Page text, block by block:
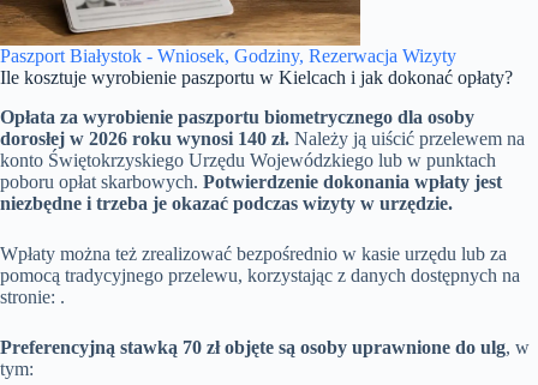
Paszport Białystok - Wniosek, Godziny, Rezerwacja Wizyty
Ile kosztuje wyrobienie paszportu w Kielcach i jak dokonać opłaty?
Opłata za wyrobienie paszportu biometrycznego dla osoby
dorosłej w 2026 roku wynosi 140 zł. Należy ją uiścić przelewem na
konto Świętokrzyskiego Urzędu Wojewódzkiego lub w punktach
poboru opłat skarbowych. Potwierdzenie dokonania wpłaty jest
niezbędne i trzeba je okazać podczas wizyty w urzędzie.
Wpłaty można też zrealizować bezpośrednio w kasie urzędu lub za
pomocą tradycyjnego przelewu, korzystając z danych dostępnych na
stronie: .
Preferencyjną stawką 70 zł objęte są osoby uprawnione do ulg, w
tym: